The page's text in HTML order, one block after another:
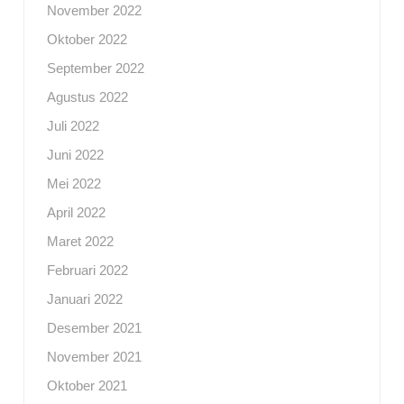
November 2022
Oktober 2022
September 2022
Agustus 2022
Juli 2022
Juni 2022
Mei 2022
April 2022
Maret 2022
Februari 2022
Januari 2022
Desember 2021
November 2021
Oktober 2021